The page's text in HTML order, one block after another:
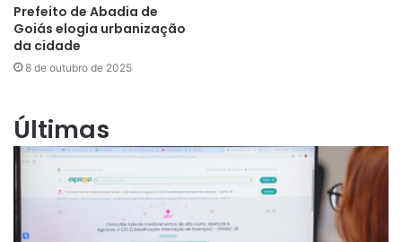
Prefeito de Abadia de
Goiás elogia urbanização
da cidade
8 de outubro de 2025
Últimas